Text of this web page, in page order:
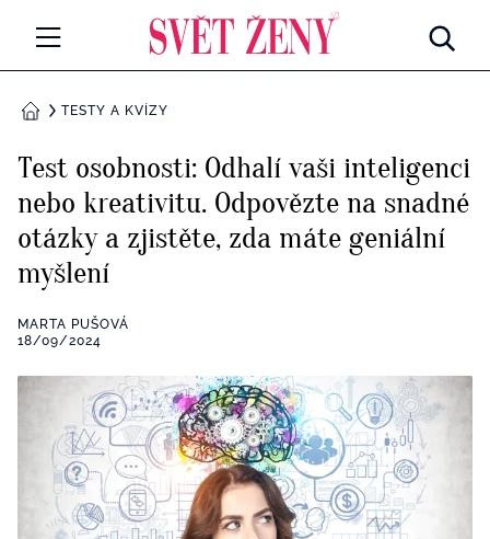
Všechny kategorie
Rozhovory
RETROHUBKY
PSYCHOLOGIE
Seberozvoj
ZDRAVÍ
Životní styl
ZÁBAVA
Všechny kategorie
Testy a kvízy
BYDLENÍ
Všechny kategorie
Tvoření
BurdaMedia
Extra
DOMŮTESTY A KVÍZY
Test osobnosti: Odhalí vaši inteligenci
nebo kreativitu. Odpovězte na snadné
otázky a zjistěte, zda máte geniální
myšlení
MARTA PUŠOVÁ
18/09/2024